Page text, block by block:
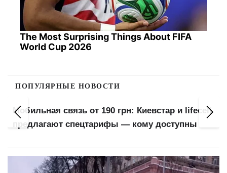
The Most Surprising Things About FIFA
World Cup 2026
ПОПУЛЯРНЫЕ НОВОСТИ
Мобильная связь от 190 грн: Киевстар и lifecell
предлагают спецтарифы — кому доступны